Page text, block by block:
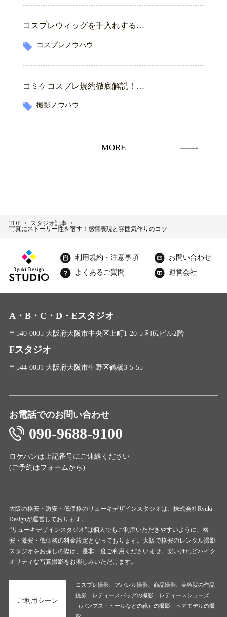
コスプレウィッグを手入れする…
コスプレノウハウ
コミケコスプレ規約徹底解説！…
撮影ノウハウ
MORE
TOP スタジオ記事
写真にストーリー性を宿す！感情表現と雰囲気作りのコツ
利用規約・注意事項
よくあるご質問
お問い合わせ
運営会社
A・B・C・D・Eスタジオ
〒540-0005 大阪府大阪市中央区上町1-20-5 和広ビル2階
Fスタジオ
〒544-0031 大阪府大阪市生野区鶴橋3-5-55
お電話でのお問い合わせ
090-9688-9100
ロケハンは上記番号にご連絡ください
(ご予約はフォームから)
大阪の格安・激安・低価格のリューキデザインスタジオは、株式会社Ryuki
Designが運営しております。
“リューキデザインスタジオ”は個人でもご利用いただきやすいように、格
安・激安・低価格の料金設定となっております。大阪で格安のレンタル撮影
スタジオをお探しの際は、是非一度ご利用くださいませ。安いけれどハイク
オリティな写真撮影をお楽しみいただけます。
ご利用シーン
コスプレ撮影、アパレル撮影、商品撮影、美容院の作品
撮影、レディースバッグの撮影、レディースシューズ
（パンプス・ヒールなどの靴）の撮影、ヘアモデルの撮